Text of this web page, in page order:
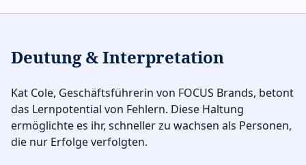
Deutung & Interpretation
Kat Cole, Geschäftsführerin von FOCUS Brands, betont
das Lernpotential von Fehlern. Diese Haltung
ermöglichte es ihr, schneller zu wachsen als Personen,
die nur Erfolge verfolgten.